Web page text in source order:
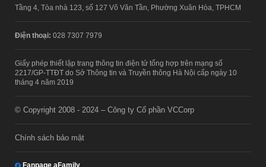
Tầng 4, Tòa nhà 123, số 127 Võ Văn Tần, Phường Xuân Hòa, TPHCM
Điện thoại: 028 7307 7979
Giấy phép thiết lập trang thông tin điện tử tổng hợp trên mạng số
2217/GP-TTĐT do Sở Thông tin và Truyền thông Hà Nội cấp ngày 10
tháng 4 năm 2019
© Copyright 2008 - 2024 – Công ty Cổ phần VCCorp
Chính sách bảo mật
Fanpage aFamily